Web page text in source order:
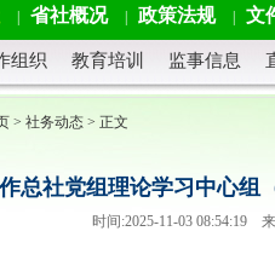
省社概况 政策法规 文
组织 教育培训 监事信息
> 社务动态 > 正文
总社党组理论学习中心组
时间:2025-11-03 08:54:19